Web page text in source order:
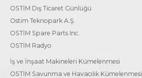
OSTİM Dış Ticaret Günlüğü
Ostim Teknopark A.Ş.
OSTİM Spare Parts Inc.
OSTİM Radyo
İş ve İnşaat Makineleri Kümelenmesi
OSTİM Savunma ve Havacılık Kümelenmesi